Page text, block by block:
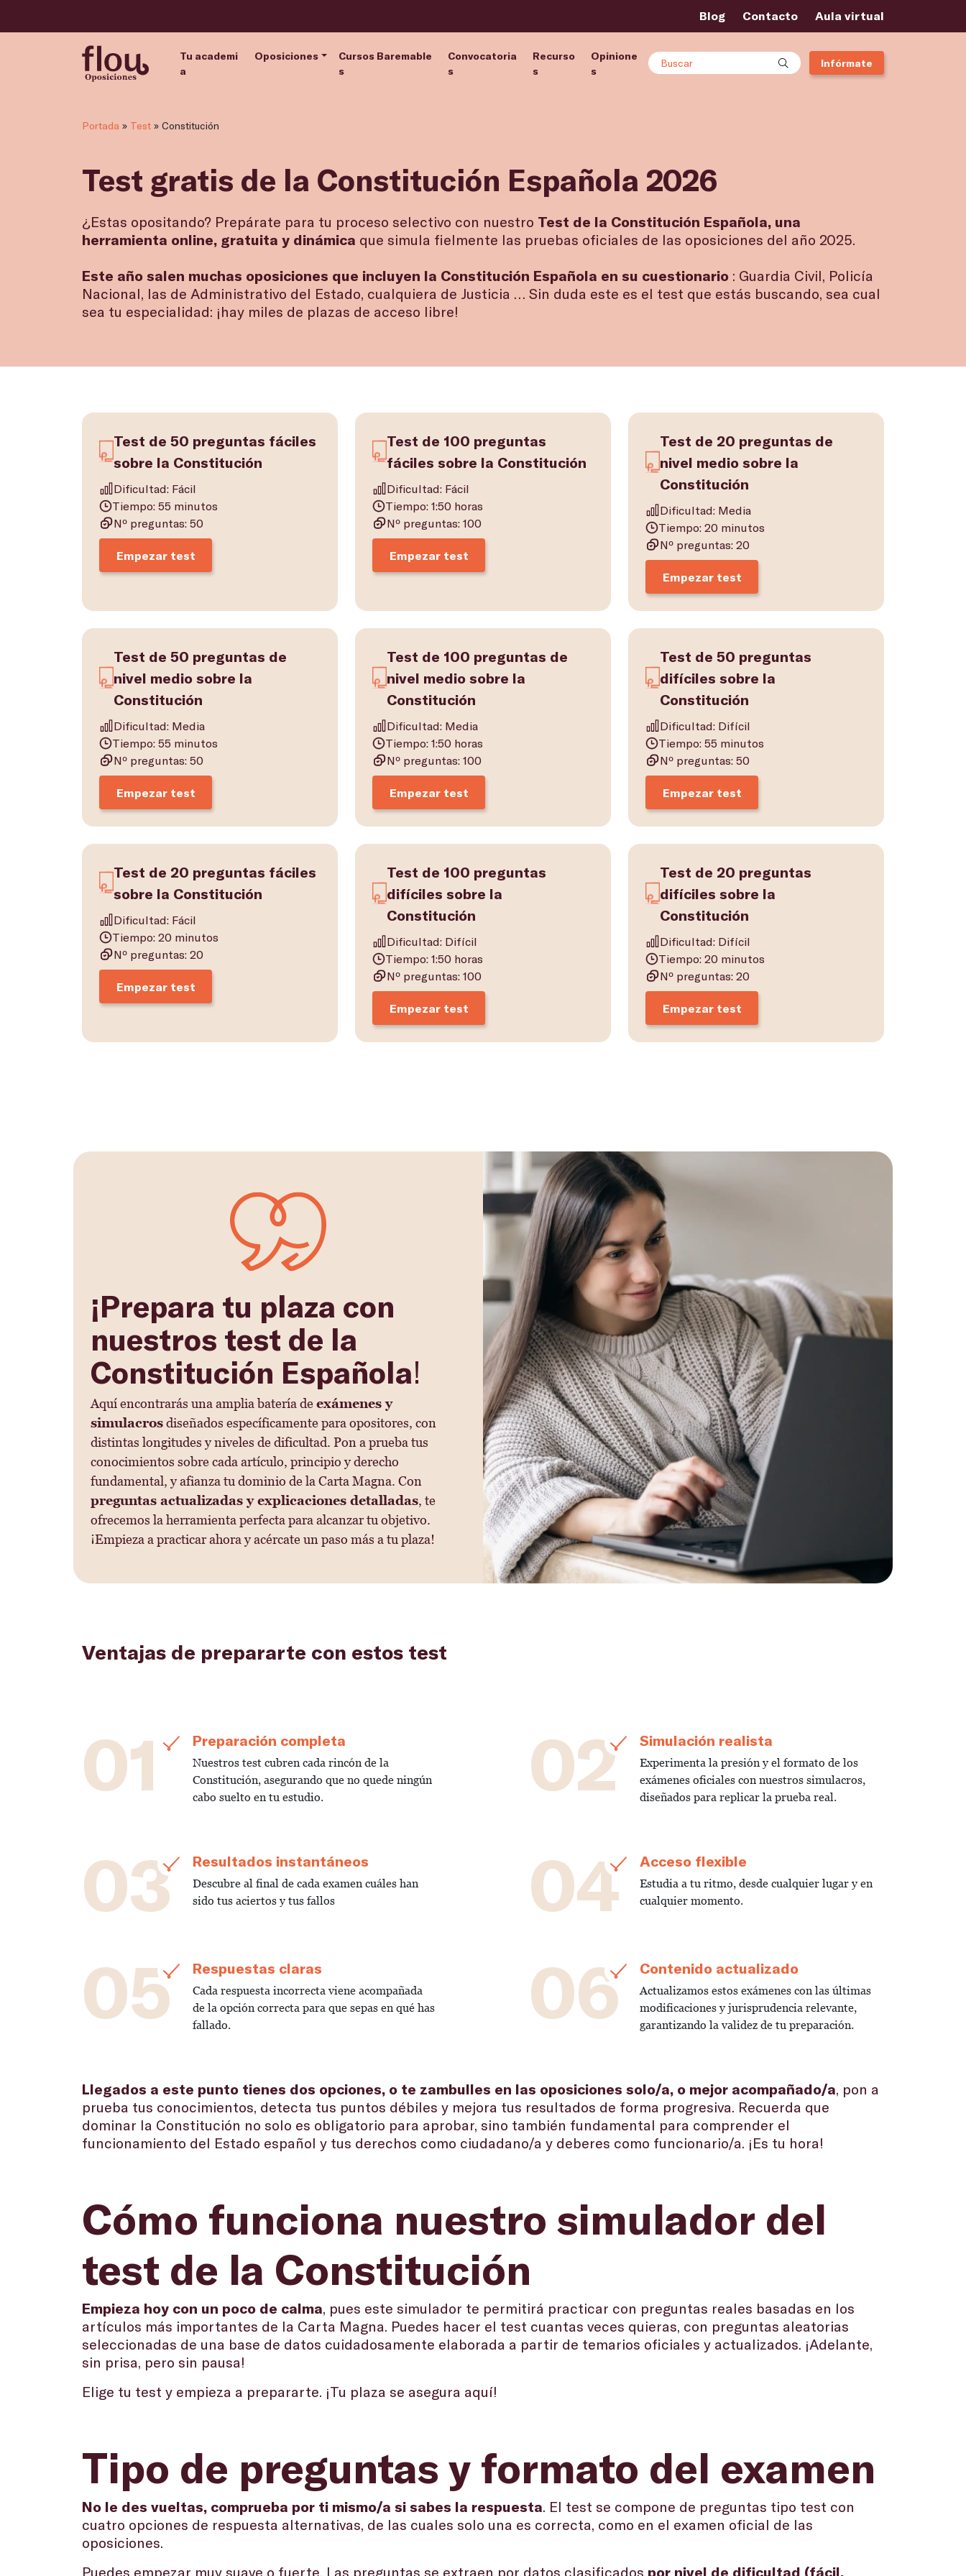
Blog Contacto Aula virtual
Tu academi
a
Oposiciones
Cursos Baremable
s
Convocatoria
s
Recurso
s
Opinione
s
Buscar Infórmate
Portada » Test » Constitución
Test gratis de la Constitución Española 2026
¿Estas opositando? Prepárate para tu proceso selectivo con nuestro Test de la Constitución Española, una
herramienta online, gratuita y dinámica que simula fielmente las pruebas oficiales de las oposiciones del año 2025.
Este año salen muchas oposiciones que incluyen la Constitución Española en su cuestionario : Guardia Civil, Policía
Nacional, las de Administrativo del Estado, cualquiera de Justicia … Sin duda este es el test que estás buscando, sea cual
sea tu especialidad: ¡hay miles de plazas de acceso libre!
Test de 50 preguntas fáciles
sobre la Constitución
Dificultad: Fácil
Tiempo: 55 minutos
Nº preguntas: 50
Empezar test
Test de 100 preguntas
fáciles sobre la Constitución
Dificultad: Fácil
Tiempo: 1:50 horas
Nº preguntas: 100
Empezar test
Test de 20 preguntas de
nivel medio sobre la
Constitución
Dificultad: Media
Tiempo: 20 minutos
Nº preguntas: 20
Empezar test
Test de 50 preguntas de
nivel medio sobre la
Constitución
Dificultad: Media
Tiempo: 55 minutos
Nº preguntas: 50
Empezar test
Test de 100 preguntas de
nivel medio sobre la
Constitución
Dificultad: Media
Tiempo: 1:50 horas
Nº preguntas: 100
Empezar test
Test de 50 preguntas
difíciles sobre la
Constitución
Dificultad: Difícil
Tiempo: 55 minutos
Nº preguntas: 50
Empezar test
Test de 20 preguntas fáciles
sobre la Constitución
Dificultad: Fácil
Tiempo: 20 minutos
Nº preguntas: 20
Empezar test
Test de 100 preguntas
difíciles sobre la
Constitución
Dificultad: Difícil
Tiempo: 1:50 horas
Nº preguntas: 100
Empezar test
Test de 20 preguntas
difíciles sobre la
Constitución
Dificultad: Difícil
Tiempo: 20 minutos
Nº preguntas: 20
Empezar test
¡Prepara tu plaza con
nuestros test de la
Constitución Española!
Aquí encontrarás una amplia batería deexámenes y
simulacrosdiseñados específicamente para opositores, con
distintas longitudes y niveles de dificultad. Pon a prueba tus
conocimientos sobre cada artículo, principio y derecho
fundamental, y afianza tu dominio de la Carta Magna. Con
preguntas actualizadas y explicaciones detalladas, te
ofrecemos la herramienta perfecta para alcanzar tu objetivo.
¡Empieza a practicar ahora y acércate un paso más a tu plaza!
Ventajas de prepararte con estos test
01 Preparación completa
Nuestros test cubren cada rincón de la
Constitución, asegurando que no quede ningún
cabo suelto en tu estudio.
02 Simulación realista
Experimenta la presión y el formato de los
exámenes oficiales con nuestros simulacros,
diseñados para replicar la prueba real.
03 Resultados instantáneos
Descubre al final de cada examen cuáles han
sido tus aciertos y tus fallos
04 Acceso flexible
Estudia a tu ritmo, desde cualquier lugar y en
cualquier momento.
05 Respuestas claras
Cada respuesta incorrecta viene acompañada
de la opción correcta para que sepas en qué has
fallado.
06 Contenido actualizado
Actualizamos estos exámenes con las últimas
modificaciones y jurisprudencia relevante,
garantizando la validez de tu preparación.
Llegados a este punto tienes dos opciones, o te zambulles en las oposiciones solo/a, o mejor acompañado/a, pon a
prueba tus conocimientos, detecta tus puntos débiles y mejora tus resultados de forma progresiva. Recuerda que
dominar la Constitución no solo es obligatorio para aprobar, sino también fundamental para comprender el
funcionamiento del Estado español y tus derechos como ciudadano/a y deberes como funcionario/a. ¡Es tu hora!
Cómo funciona nuestro simulador del
test de la Constitución
Empieza hoy con un poco de calma, pues este simulador te permitirá practicar con preguntas reales basadas en los
artículos más importantes de la Carta Magna. Puedes hacer el test cuantas veces quieras, con preguntas aleatorias
seleccionadas de una base de datos cuidadosamente elaborada a partir de temarios oficiales y actualizados. ¡Adelante,
sin prisa, pero sin pausa!
Elige tu test y empieza a prepararte. ¡Tu plaza se asegura aquí!
Tipo de preguntas y formato del examen
No le des vueltas, comprueba por ti mismo/a si sabes la respuesta. El test se compone de preguntas tipo test con
cuatro opciones de respuesta alternativas, de las cuales solo una es correcta, como en el examen oficial de las
oposiciones.
Puedes empezar muy suave o fuerte. Las preguntas se extraen por datos clasificados por nivel de dificultad (fácil,